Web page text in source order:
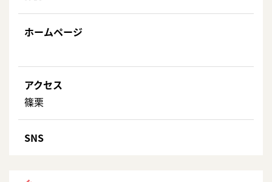
ホームページ
アクセス
篠栗
SNS